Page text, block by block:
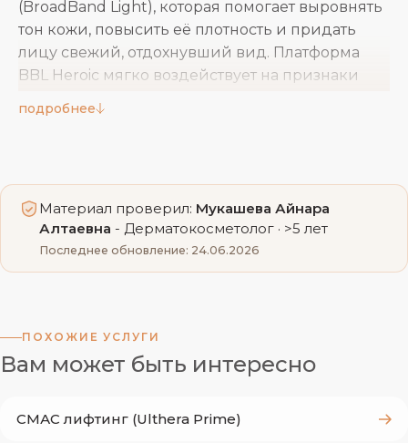
(BroadBand Light), которая помогает выровнять
тон кожи, повысить её плотность и придать
лицу свежий, отдохнувший вид. Платформа
BBL Heroic мягко воздействует на признаки
не требуя реабилитации хирургического
пигментацией, сосудистым рисунком и общим
тонусом, постепенно возвращая лицу ровный и
здоровый цвет. Процедуру проводят опытные
врачи на сертифицированном оборудовании,
Показания к BBL фотоомоложение
(Heroic)
подробнее
Материал проверил: Мукашева Айнара
Алтаевна - Дерматокосметолог · >5 лет
Последнее обновление: 24.06.2026
ПОХОЖИЕ УСЛУГИ
Вам может быть интересно
СМАС лифтинг (Ulthera Prime)